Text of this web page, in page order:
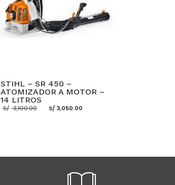
STIHL – SR 450 –
ATOMIZADOR A MOTOR –
14 LITROS
S/ 3,100.00 El
precio
S/3,050.00